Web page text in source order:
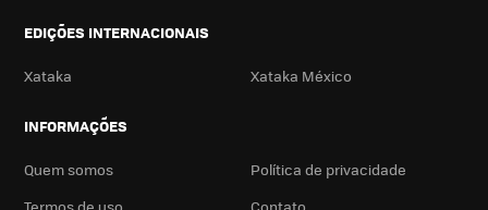
EDIÇÕES INTERNACIONAIS
Xataka Xataka México
INFORMAÇÕES
Quem somos
Política de privacidade
Termos de uso
Contato